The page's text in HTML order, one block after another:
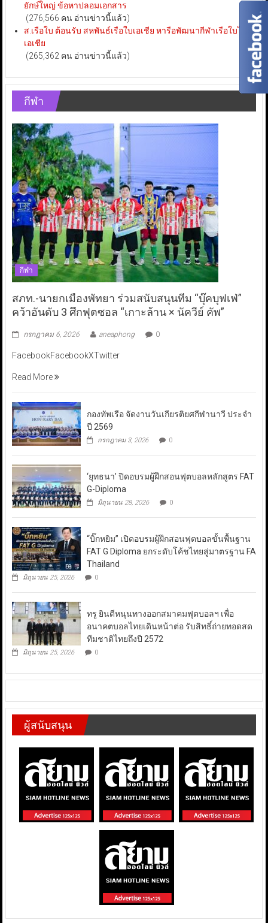
ยักษ์ใหญ่ ข้อหาปลอมเอกสาร
(276,566 คน อ่านข่าวนี้แล้ว)
ส.เรือใบ ต้อนรับ สหพันธ์เรือใบเอเชีย หารือพัฒนากีฬาเรือใบไทย-
เอเชีย
(265,362 คน อ่านข่าวนี้แล้ว)
กีฬา
กีฬา
สภท.-นายกเมืองพัทยา ร่วมสนับสนุนทีม “บุ๊คบุฟเฟ่”
คว้าอันดับ 3 ศึกฟุตซอล “เกาะล้าน × นัควีย์ คัพ”
กรกฎาคม 6, 2026 aneaphong 0
FacebookFacebookXTwitter
Read More
กองทัพเรือ จัดงานวันเกียรติยศกีฬานาวี ประจำ
ปี 2569
กรกฎาคม 3, 2026 0
‘ยุทธนา’ ปิดอบรมผู้ฝึกสอนฟุตบอลหลักสูตร FAT
G-Diploma
มิถุนายน 28, 2026 0
“บิ๊กหยิม” เปิดอบรมผู้ฝึกสอนฟุตบอลขั้นพื้นฐาน
FAT G Diploma ยกระดับโค้ชไทยสู่มาตรฐาน FA
Thailand
มิถุนายน 25, 2026 0
ทรู ยินดีหนุนทางออกสมาคมฟุตบอลฯ เพื่อ
อนาคตบอลไทยเดินหน้าต่อ รับสิทธิ์ถ่ายทอดสด
ทีมชาติไทยถึงปี 2572
มิถุนายน 25, 2026 0
ผู้สนับสนุน